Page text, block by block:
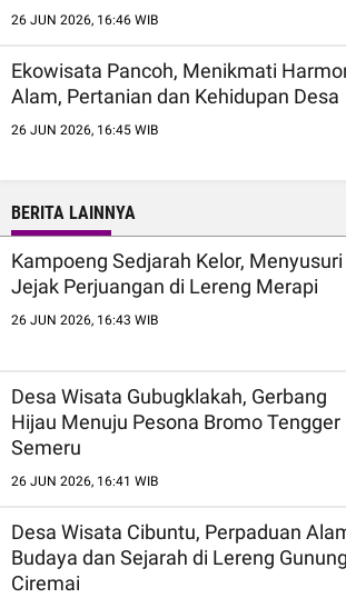
26 JUN 2026, 16:46 WIB
Ekowisata Pancoh, Menikmati
Alam, Pertanian dan Kehidupan Desa
26 JUN 2026, 16:45 WIB
BERITA LAINNYA
Kampoeng Sedjarah Kelor, Menyusuri
Jejak Perjuangan di Lereng Merapi
26 JUN 2026, 16:43 WIB
Desa Wisata Gubugklakah, Gerbang
Hijau Menuju Pesona Bromo Tengger
Semeru
26 JUN 2026, 16:41 WIB
Desa Wisata Cibuntu, Perpaduan
Budaya dan Sejarah di Lereng Gunung
Ciremai